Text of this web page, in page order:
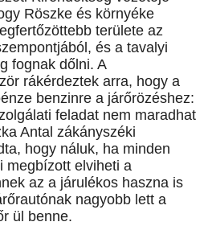
Röszke és környéke
területe az
és a tavalyi
fognak dőlni. A
rákérdeztek arra, hogy a
benzinre a járőrözéshez:
feladat nem maradhat
Antal zákányszéki
hogy náluk, ha minden
megbízott elviheti a
az a járulékos haszna is
nagyobb lett a
ül benne.